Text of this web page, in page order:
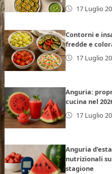
17 Luglio
Contorni e
fredde e
17 Luglio
Anguria:
cucina nel
17 Luglio
Anguria
nutrizionali
stagione